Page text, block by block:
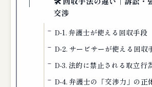
交渉
D-1. 弁護士が使える回収手段
D-2. サービサーが使える回収
D-3. 法的に禁止される取立行
D-4. 弁護士の「交渉力」の正